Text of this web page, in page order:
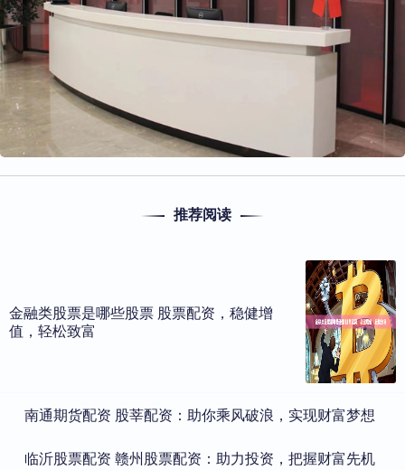
推荐阅读
金融类股票是哪些股票 股票配资，稳健增
值，轻松致富
​南通期货配资 股莘配资：助你乘风破浪，实现财富梦想
​临沂股票配资 赣州股票配资：助力投资，把握财富先机